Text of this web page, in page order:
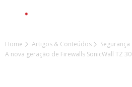
Home Artigos & Conteúdos
Segurança
A nova geração de Firewalls SonicWall TZ